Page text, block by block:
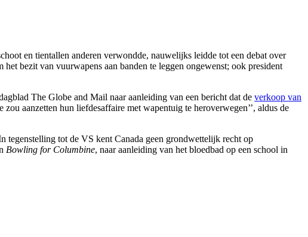
en tientallen anderen verwondde, nauwelijks leidde tot een debat over
bezit van vuurwapens aan banden te leggen ongewenst; ook president
dagblad The Globe and Mail naar aanleiding van een bericht dat de verkoop van
aanzetten hun liefdesaffaire met wapentuig te heroverwegen’’, aldus de
tegenstelling tot de VS kent Canada geen grondwettelijk recht op
Bowling for Columbine, naar aanleiding van het bloedbad op een school in